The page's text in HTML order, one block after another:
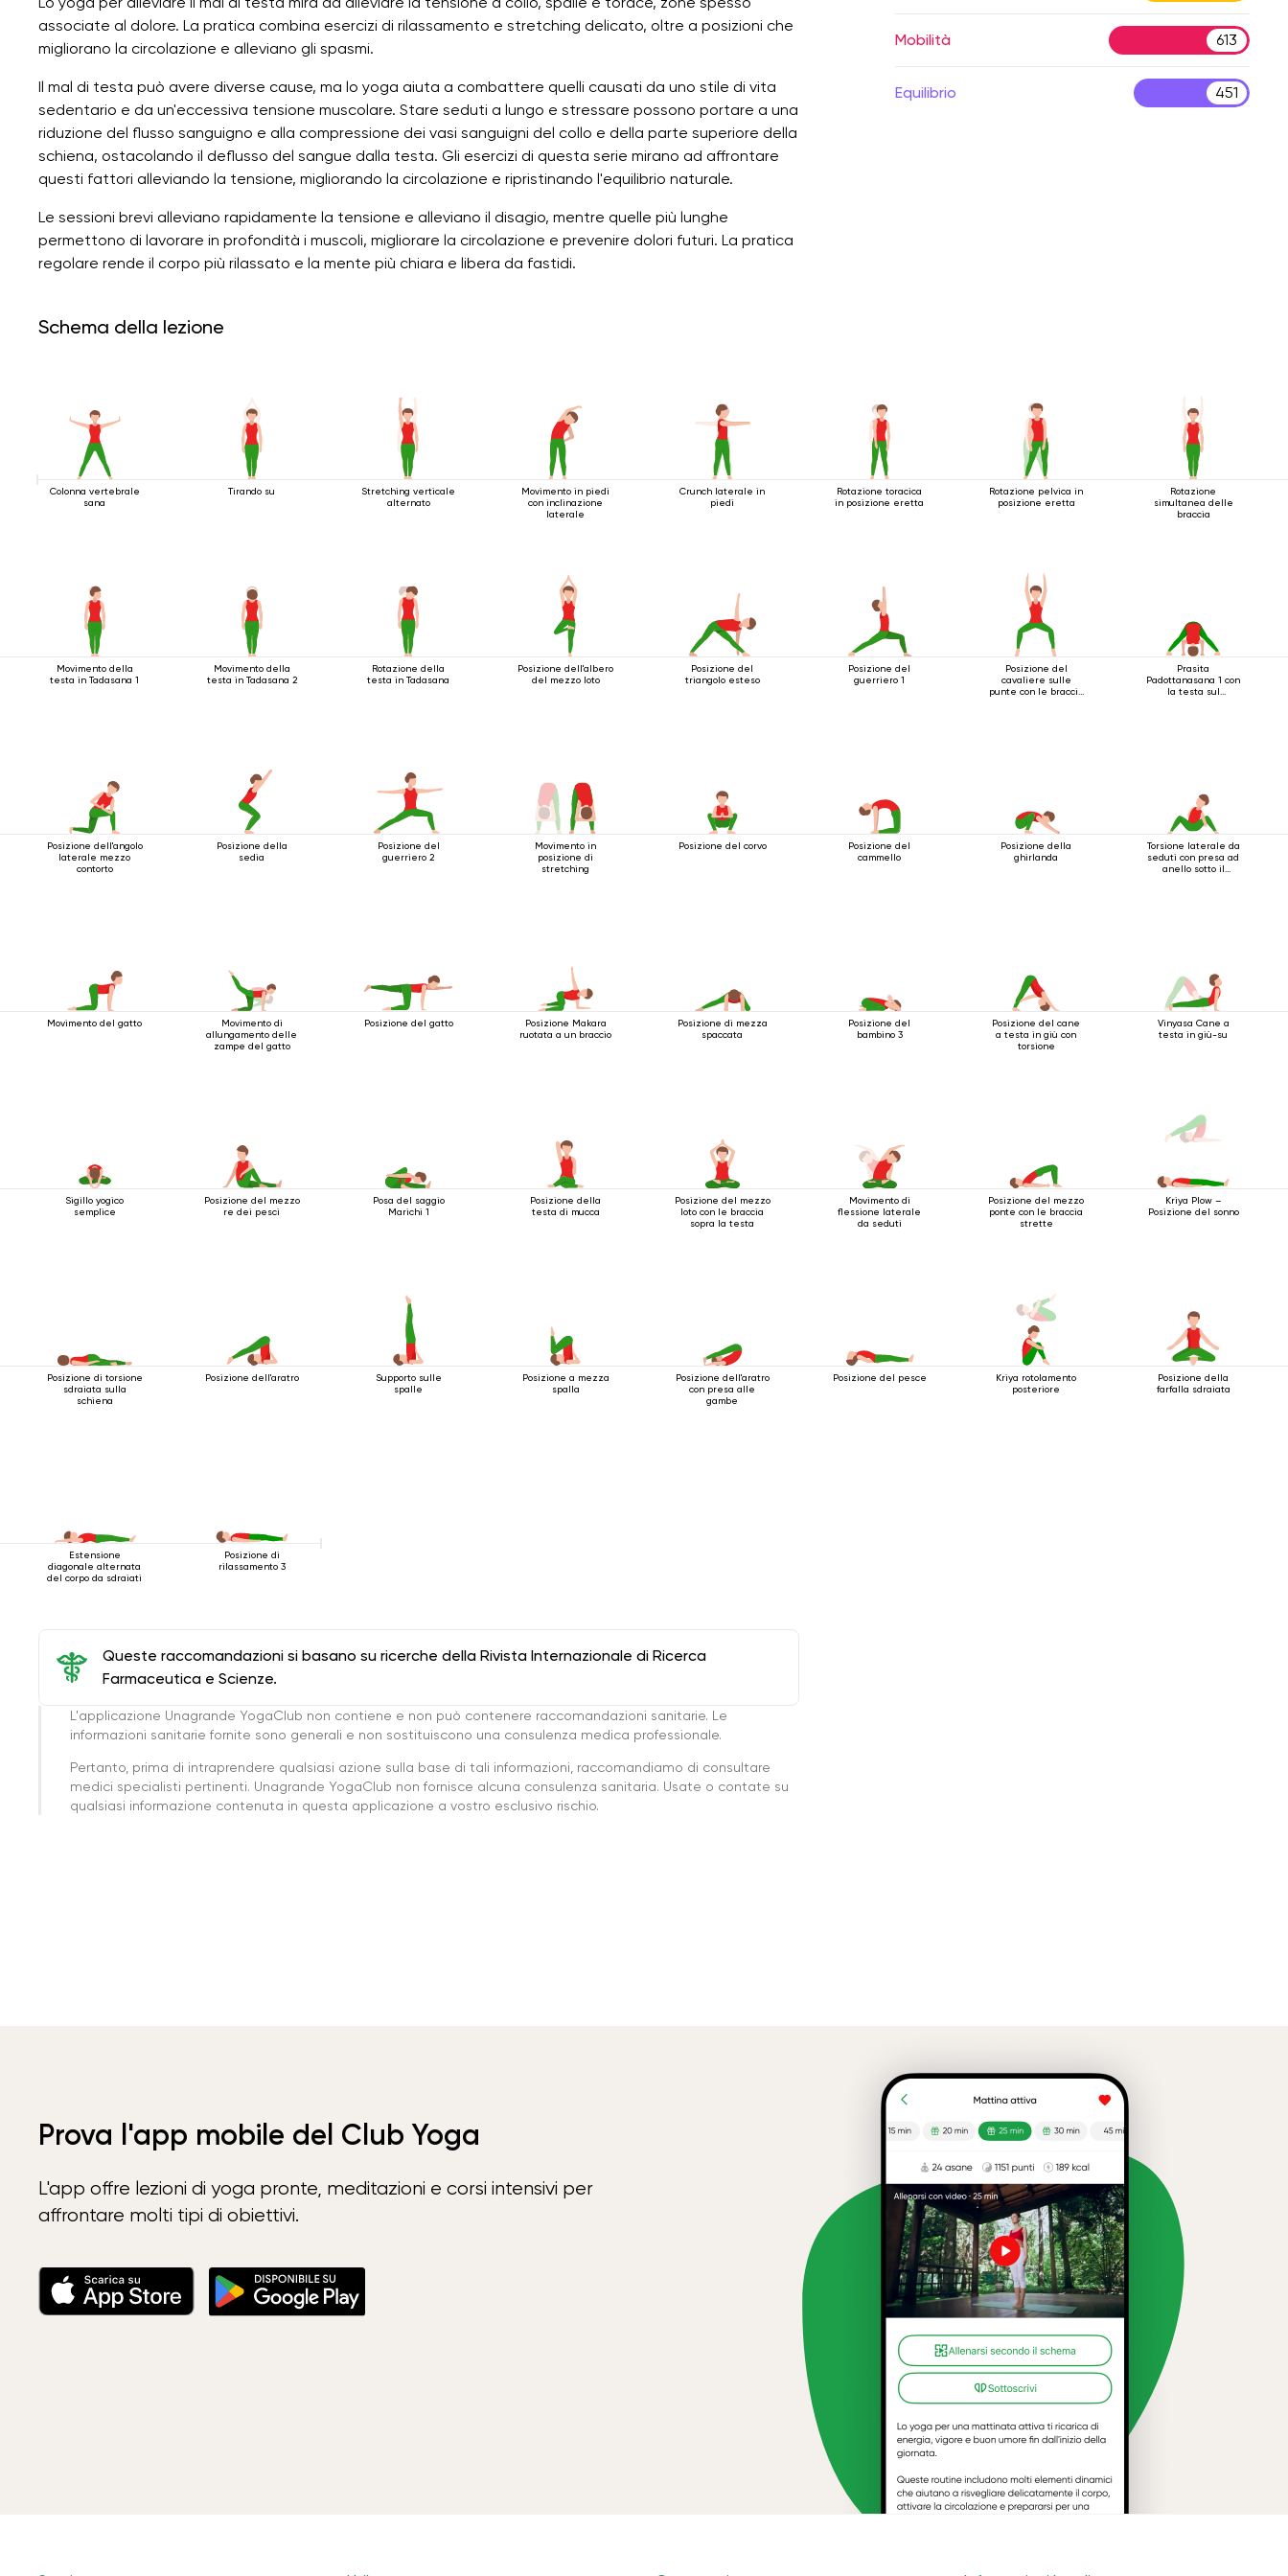
associate al dolore. La pratica combina esercizi di rilassamento e stretching delicato, oltre a posizioni che
migliorano la circolazione e alleviano gli spasmi.
Il mal di testa può avere diverse cause, ma lo yoga aiuta a combattere quelli causati da uno stile di vita
sedentario e da un'eccessiva tensione muscolare. Stare seduti a lungo e stressare possono portare a una
riduzione del flusso sanguigno e alla compressione dei vasi sanguigni del collo e della parte superiore della
schiena, ostacolando il deflusso del sangue dalla testa. Gli esercizi di questa serie mirano ad affrontare
questi fattori alleviando la tensione, migliorando la circolazione e ripristinando l'equilibrio naturale.
Le sessioni brevi alleviano rapidamente la tensione e alleviano il disagio, mentre quelle più lunghe
permettono di lavorare in profondità i muscoli, migliorare la circolazione e prevenire dolori futuri. La pratica
regolare rende il corpo più rilassato e la mente più chiara e libera da fastidi.
Mobilità 613
Equilibrio 451
Schema della lezione
Colonna vertebrale
sana
Tirando su
Stretching verticale
alternato
Movimento in piedi
con inclinazione
laterale
Crunch laterale in
piedi
Rotazione toracica
in posizione eretta
Rotazione pelvica in
posizione eretta
Rotazione
simultanea delle
braccia
Movimento della
testa in Tadasana 1
Movimento della
testa in Tadasana 2
Rotazione della
testa in Tadasana
Posizione dell'albero
del mezzo loto
Posizione del
triangolo esteso
Posizione del
guerriero 1
Posizione del
cavaliere sulle
punte con le braccia
Prasita
Padottanasana 1 con
la testa sul
Posizione dell'angolo
laterale mezzo
contorto
Posizione della
sedia
Posizione del
guerriero 2
Movimento in
posizione di
stretching
Posizione del corvo
Posizione del
cammello
Posizione della
ghirlanda
Torsione laterale da
seduti con presa ad
anello sotto il
Movimento del gatto
Movimento di
allungamento delle
zampe del gatto
Posizione del gatto
Posizione Makara
ruotata a un braccio
Posizione di mezza
spaccata
Posizione del
bambino 3
Posizione del cane
a testa in giù con
torsione
Vinyasa Cane a
testa in giù-su
Sigillo yogico
semplice
Posizione del mezzo
re dei pesci
Posa del saggio
Marichi 1
Posizione della
testa di mucca
Posizione del mezzo
loto con le braccia
sopra la testa
Movimento di
flessione laterale
da seduti
Posizione del mezzo
ponte con le braccia
strette
Kriya Plow –
Posizione del sonno
Posizione di torsione
sdraiata sulla
schiena
Posizione dell'aratro
Supporto sulle
spalle
Posizione a mezza
spalla
Posizione dell'aratro
con presa alle
gambe
Posizione del pesce
Kriya rotolamento
posteriore
Posizione della
farfalla sdraiata
Estensione
diagonale alternata
del corpo da sdraiati
Posizione di
rilassamento 3
Queste raccomandazioni si basano su ricerche della Rivista Internazionale di Ricerca
Farmaceutica e Scienze.
L'applicazione Unagrande YogaClub non contiene e non può contenere raccomandazioni sanitarie. Le
informazioni sanitarie fornite sono generali e non sostituiscono una consulenza medica professionale.
Pertanto, prima di intraprendere qualsiasi azione sulla base di tali informazioni, raccomandiamo di consultare
medici specialisti pertinenti. Unagrande YogaClub non fornisce alcuna consulenza sanitaria. Usate o contate su
qualsiasi informazione contenuta in questa applicazione a vostro esclusivo rischio.
Prova l'app mobile del Club Yoga
L'app offre lezioni di yoga pronte, meditazioni e corsi intensivi per
affrontare molti tipi di obiettivi.